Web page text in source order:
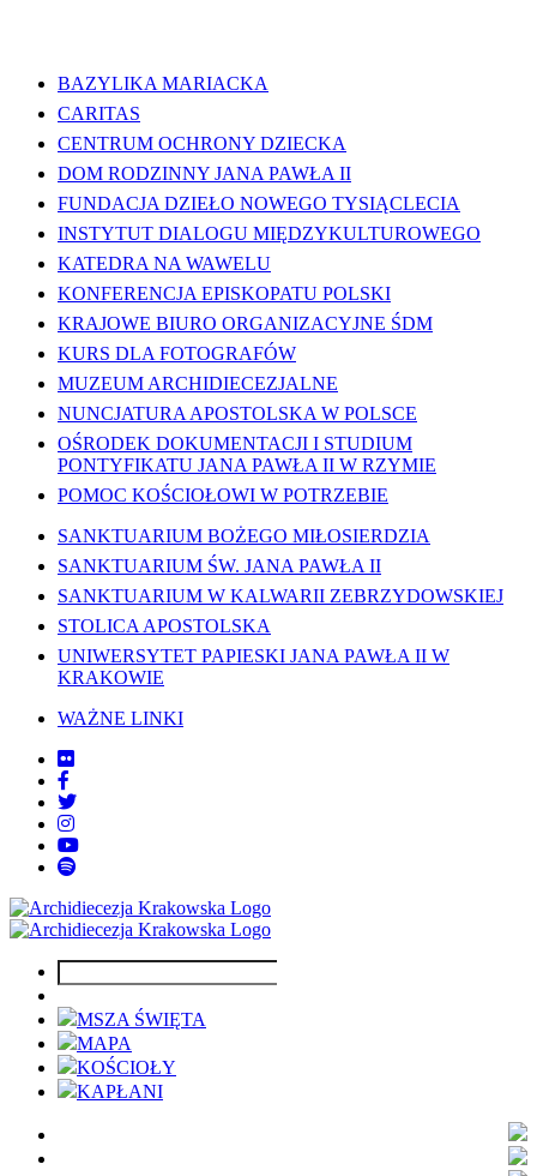
BAZYLIKA MARIACKA
CARITAS
CENTRUM OCHRONY DZIECKA
DOM RODZINNY JANA PAWŁA II
FUNDACJA DZIEŁO NOWEGO TYSIĄCLECIA
INSTYTUT DIALOGU MIĘDZYKULTUROWEGO
KATEDRA NA WAWELU
KONFERENCJA EPISKOPATU POLSKI
KRAJOWE BIURO ORGANIZACYJNE ŚDM
KURS DLA FOTOGRAFÓW
MUZEUM ARCHIDIECEZJALNE
NUNCJATURA APOSTOLSKA W POLSCE
OŚRODEK DOKUMENTACJI I STUDIUM
PONTYFIKATU JANA PAWŁA II W RZYMIE
POMOC KOŚCIOŁOWI W POTRZEBIE
SANKTUARIUM BOŻEGO MIŁOSIERDZIA
SANKTUARIUM ŚW. JANA PAWŁA II
SANKTUARIUM W KALWARII ZEBRZYDOWSKIEJ
STOLICA APOSTOLSKA
UNIWERSYTET PAPIESKI JANA PAWŁA II W
KRAKOWIE
WAŻNE LINKI
MSZA ŚWIĘTA
MAPA
KOŚCIOŁY
KAPŁANI